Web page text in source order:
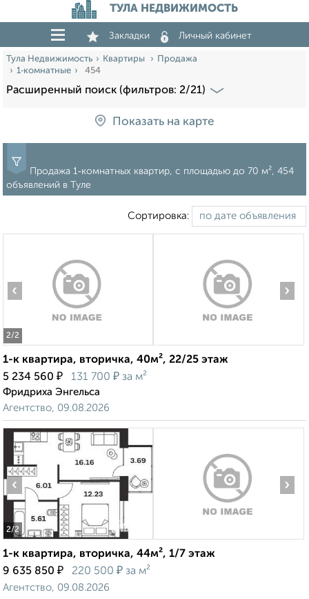
ТУЛА НЕДВИЖИМОСТЬ
Закладки Личный кабинет
Тула Недвижимость Квартиры
Продажа
1‑комнатные
454
Расширенный поиск (фильтров: 2/21)
Показать на карте
Продажа 1‑комнатных квартир, c площадью до 70 м², 454
объявлений в Туле
Сортировка:
2/2
‹ ›
1-к квартира, вторичка, 40м², 22/25 этаж
5 234 560 ₽ 131 700 ₽ за м²
Фридриха Энгельса
Агентство, 09.08.2026
2/2
‹ ›
1-к квартира, вторичка, 44м², 1/7 этаж
9 635 850 ₽ 220 500 ₽ за м²
Агентство, 09.08.2026